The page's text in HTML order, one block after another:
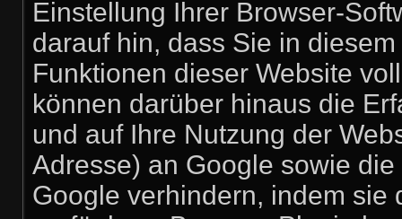
Einstellung Ihrer Browser-
darauf hin, dass Sie in
Funktionen dieser Website
können darüber hinaus die
und auf Ihre Nutzung der
Adresse) an Google sowie
Google verhindern, indem sie